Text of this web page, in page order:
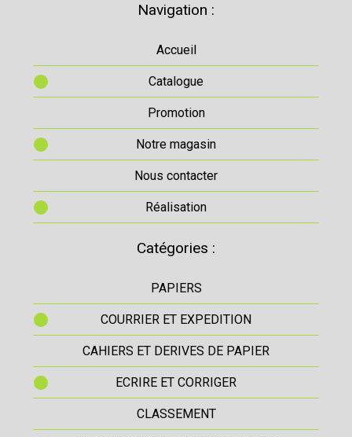
Navigation :
Accueil
Catalogue
Promotion
Notre magasin
Nous contacter
Réalisation
Catégories :
PAPIERS
COURRIER ET EXPEDITION
CAHIERS ET DERIVES DE PAPIER
ECRIRE ET CORRIGER
CLASSEMENT